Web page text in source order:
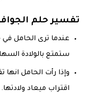
تفسير حلم
عندما ترى الحامل في
ستمتع بالولادة
وإذا رأت الحامل انها
اقتراب ميعاد ولادتها.